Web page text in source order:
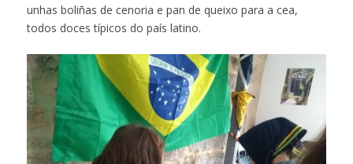
unhas boliñas de cenoria e pan de queixo para a cea,
todos doces típicos do país latino.